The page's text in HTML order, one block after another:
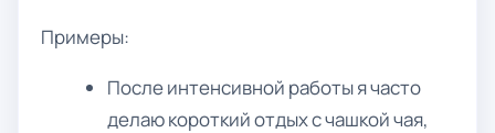
Примеры:
После интенсивной работы я часто
делаю короткий отдых с чашкой чая,